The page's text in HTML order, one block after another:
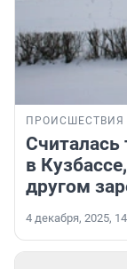
ПРОИСШЕСТВИЯ
Считалась
в
другом
4 декабря, 2025,